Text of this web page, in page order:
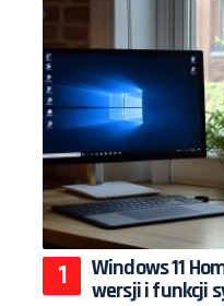
Windows 11
wersji i funkcji